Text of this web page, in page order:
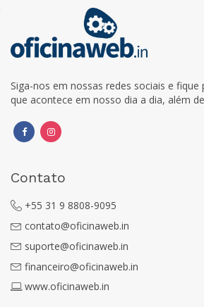
Siga-nos em nossas redes sociais e
que acontece em nosso dia a dia, além
Contato
+55 31 9 8808-9095
contato@oficinaweb.in
suporte@oficinaweb.in
financeiro@oficinaweb.in
www.oficinaweb.in